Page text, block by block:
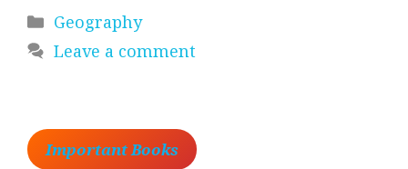
Categories
Geography
Leave a comment
Important Books